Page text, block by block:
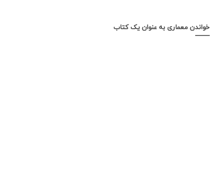
خواندن معماری به عنوان یک کتاب